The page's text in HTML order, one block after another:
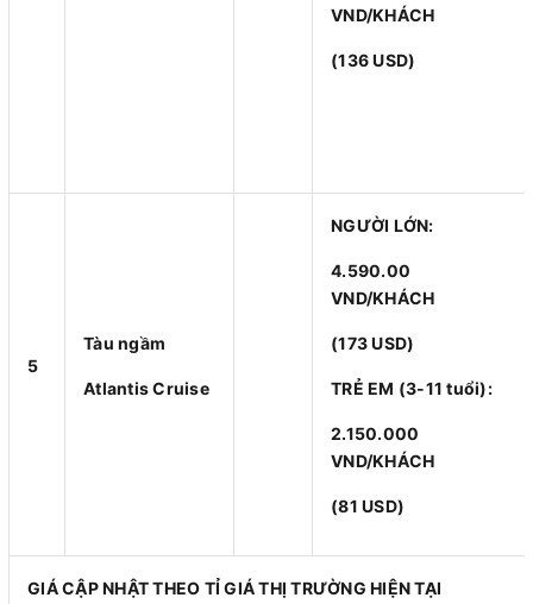
VND/KHÁCH
(136 USD)
5
Tàu ngầm
Atlantis Cruise
NGƯỜI LỚN:
4.590.00
VND/KHÁCH
(173 USD)
TRẺ EM (3-11 tuổi):
2.150.000
VND/KHÁCH
(81 USD)
GIÁ CẬP NHẬT THEO TỈ GIÁ THỊ TRƯỜNG HIỆN TẠI